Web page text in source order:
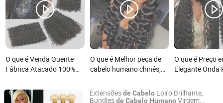
O que é Venda Quente
Fábrica Atacado 100%
Malaio Tece Ondas
Profundas Cabelo
O que é Melhor peça de
cabelo humano chinês,
vietnamita, cabelo
indiano cru, cabelo de
O que é Preço
Elegante Onda
em Pacotes
Cabelo Longo
Extensõesde Cabelo Loiro Brilhante,
Bundlesde Cabelo HumanoVirgem